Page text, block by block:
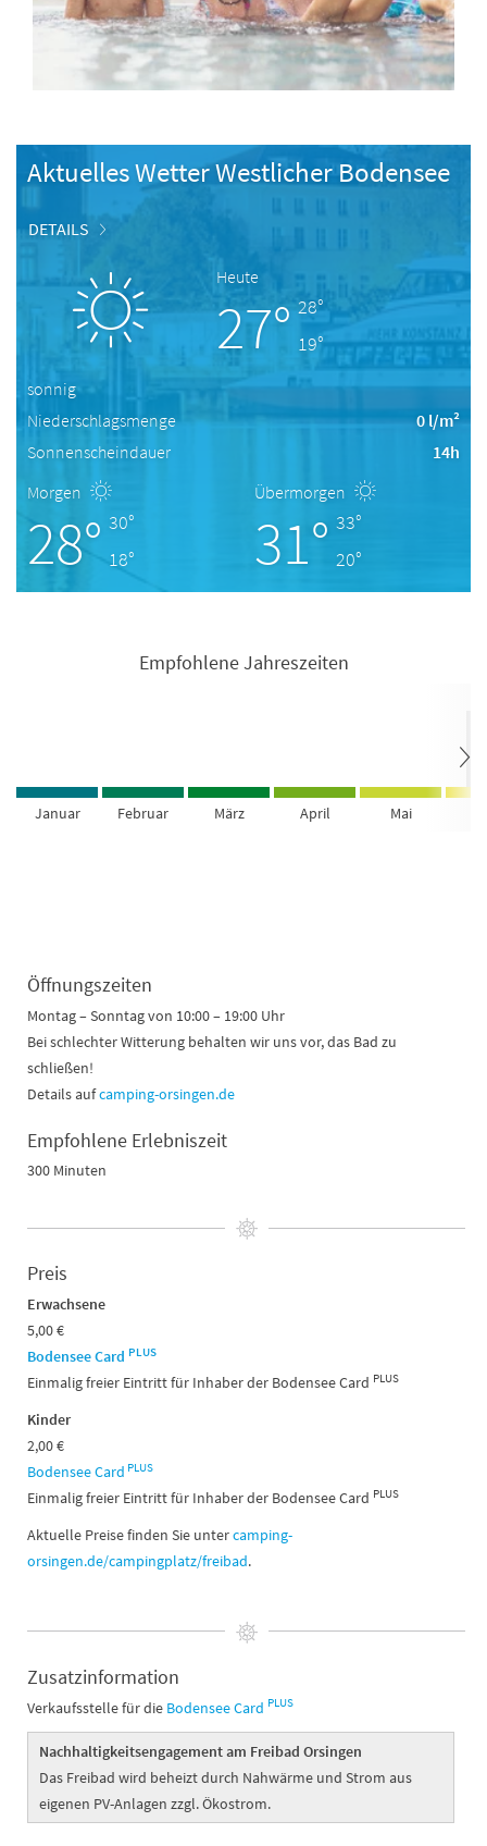
Aktuelles Wetter Westlicher Bodensee
DETAILS
Heute
27° 28°
19°
sonnig
Niederschlagsmenge
0 l/m²
Sonnenscheindauer
14h
Morgen
28° 30°
18°
Übermorgen
31° 33°
20°
Empfohlene Jahreszeiten
Januar Februar März April Mai
Öffnungszeiten
Montag – Sonntag von 10:00 – 19:00 Uhr
Bei schlechter Witterung behalten wir uns vor, das Bad zu
schließen!
Details aufcamping-orsingen.de
Empfohlene Erlebniszeit
300 Minuten
Preis
Erwachsene
5,00 €
Bodensee Card PLUS
Einmalig freier Eintritt für Inhaber der Bodensee Card PLUS
Kinder
2,00 €
Bodensee Card PLUS
Einmalig freier Eintritt für Inhaber der Bodensee Card PLUS
Aktuelle Preise finden Sie untercamping-
orsingen.de/campingplatz/freibad.
Zusatzinformation
Verkaufsstelle für die Bodensee Card PLUS
Nachhaltigkeitsengagement am Freibad Orsingen
Das Freibad wird beheizt durch Nahwärme und Strom aus
eigenen PV-Anlagen zzgl. Ökostrom.